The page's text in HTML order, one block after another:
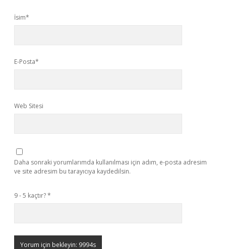
İsim*
E-Posta*
Web Sitesi
Daha sonraki yorumlarımda kullanılması için adım, e-posta adresim
ve site adresim bu tarayıcıya kaydedilsin.
9 - 5 kaçtır?*